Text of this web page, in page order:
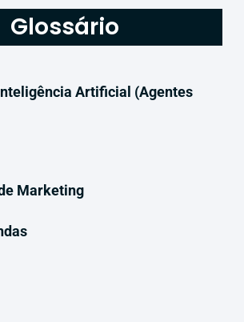
Glossário
Artificial (Agentes
Marketing